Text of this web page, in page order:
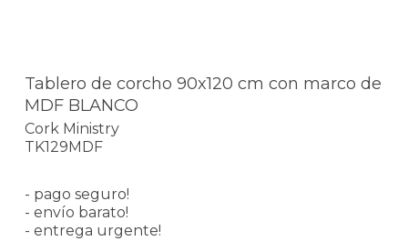
Tablero de corcho 90x120 cm con marco de
MDF BLANCO
Cork Ministry
TK129MDF
- pago seguro!
- envío barato!
- entrega urgente!